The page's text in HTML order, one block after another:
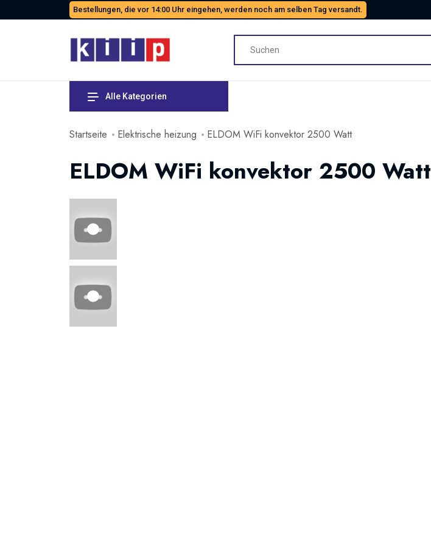
Bestellungen, die vor 14:00 Uhr eingehen, werden noch am selben Tag versandt.
Alle Kategorien
Startseite Elektrische heizung ELDOM WiFi konvektor 2500 Watt
ELDOM WiFi konvektor 2500 Watt